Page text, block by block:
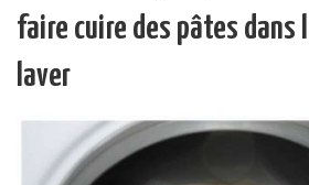
faire cuire des pâtes dans
laver